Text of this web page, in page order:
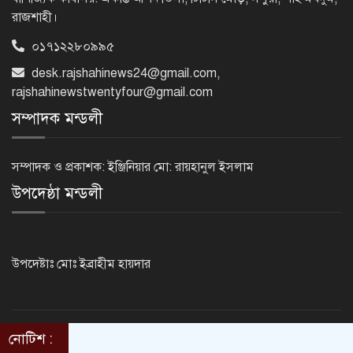
যাবে না: ভূমিমন্ত্রী
করতে পুলিশের বিশেষ অভিযানে
গ্রেপ্তার-২২
পুনঃপ্রতিষ্ঠার দিন: প্রধানমন্ত্রী
রাজশাহী।
০১৭১২২৮০৯৯৫
desk.rajshahinews24@gmail.com,
rajshahinewstwentyfour@gmail.com
সম্পাদক মন্ডলী
সম্পাদক ও প্রকাশক: ইঞ্জিনিয়ার মো: রায়হানুল ইসলাম
উপদেষ্ঠা মন্ডলী
উপদেষ্টাঃ মোঃ ইব্রাহীম হায়দার
©2014 - 2024. RajshahiNews24.Com . All rights reserved.
নোটিশ :